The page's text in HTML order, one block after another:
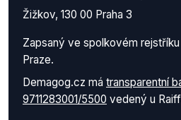
Žižkov, 130 00 Praha 3
Zapsaný ve spolkovém
Praze.
Demagog.cz má transparentní
9711283001/5500 vedený u